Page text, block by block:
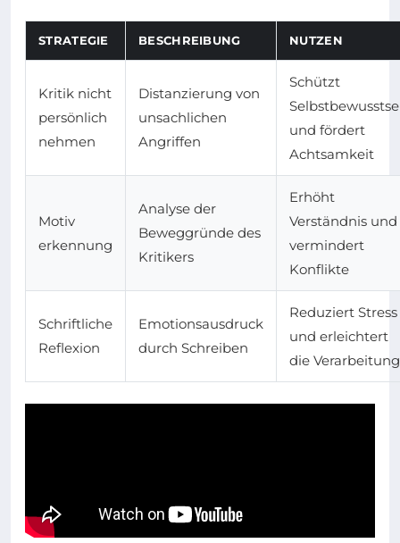
STRATEGIE BESCHREIBUNG NUTZEN
Kritik nicht
persönlich
nehmen
Distanzierung von
unsachlichen
Angriffen
Schützt
und fördert
Achtsamkeit
Motiv
erkennung
Analyse der
Beweggründe des
Kritikers
Erhöht
Verständnis und
vermindert
Konflikte
Schriftliche
Reflexion
Emotionsausdruck
durch Schreiben
Reduziert Stress
und erleichtert
die Verarbeitung